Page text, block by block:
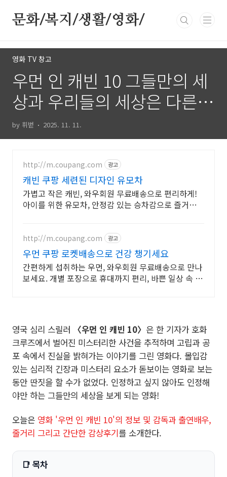
문화/복지/생활/영화/
영화 TV 창고
우먼 인 캐빈 10 그들만의 세
상과 우리들의 세상은 다른
가? 몰입도 최고!
by 휘벋 2025. 11. 11.
http://m.coupang.com 광고
캐빈 쿠팡 세련된 디자인 유모차
가볍고 작은 캐빈, 와우회원 무료배송으로 편리하게!
아이를 위한 유모차, 안정감 있는 승차감으로 즐거운
http://m.coupang.com 광고
우먼 쿠팡 로켓배송으로 건강 챙기세요
간편하게 섭취하는 우먼, 와우회원 무료배송으로 만나
보세요. 개별 포장으로 휴대까지 편리, 바쁜 일상 속 영
영국 심리 스릴러 〈우먼 인 캐빈 10〉 은 한 기자가 호화
크루즈에서 벌어진 미스터리한 사건을 추적하며 고립과 공
포 속에서 진실을 밝혀가는 이야기를 그린 영화다. 몰입감
있는 심리적 긴장과 미스터리 요소가 돋보이는 영화로 보는
동안 딴짓을 할 수가 없었다. 인정하고 싶지 않아도 인정해
야만 하는 그들만의 세상을 보게 되는 영화!
오늘은 영화 '우먼 인 캐빈 10'의 정보 및 감독과 출연배우,
줄거리 그리고 간단한 감상후기를 소개한다.